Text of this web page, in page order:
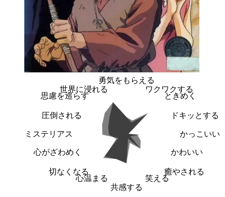
勇気をもらえる
ワクワクする
ときめく
ドキッとする
かっこいい
かわいい
癒やされる
笑える
共感する
心温まる
切なくなる
心がざわめく
ミステリアス
圧倒される
思慮を巡らす
世界に浸れる